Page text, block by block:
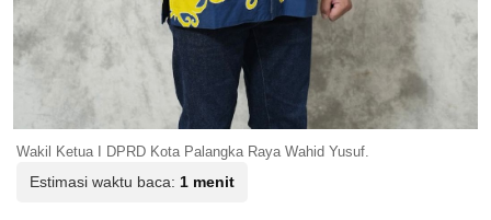
Wakil Ketua I DPRD Kota Palangka Raya Wahid Yusuf.
Estimasi waktu baca: 1 menit